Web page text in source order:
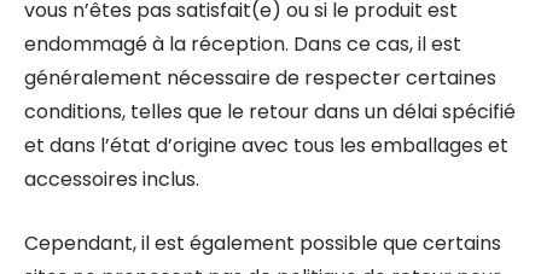
vous n’êtes pas satisfait(e) ou si le produit est
endommagé à la réception. Dans ce cas, il est
généralement nécessaire de respecter certaines
conditions, telles que le retour dans un délai spécifié
et dans l’état d’origine avec tous les emballages et
accessoires inclus.
Cependant, il est également possible que certains